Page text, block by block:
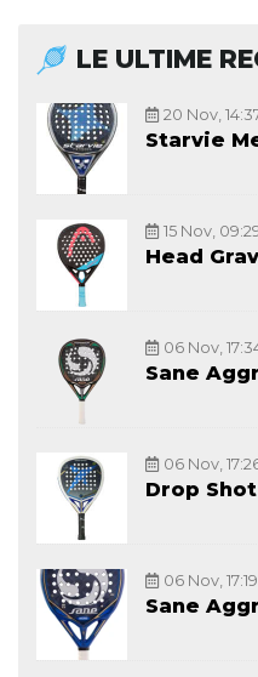
LE ULTIME
20 Nov,
Starvie
15 Nov,
Head
06 Nov,
Sane
06 Nov,
Drop
06 Nov, 17:19
Sane